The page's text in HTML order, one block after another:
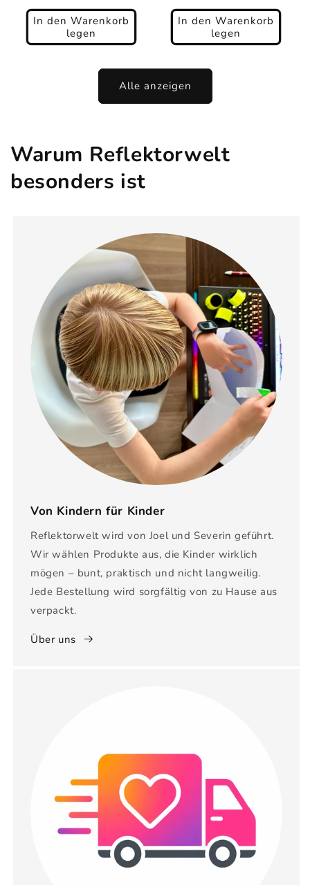
In den Warenkorb
legen
In den Warenkorb
legen
Alle anzeigen
Warum Reflektorwelt
besonders ist
Von Kindern für Kinder
Reflektorwelt wird von Joel und Severin geführt.
Wir wählen Produkte aus, die Kinder wirklich
mögen – bunt, praktisch und nicht langweilig.
Jede Bestellung wird sorgfältig von zu Hause aus
verpackt.
Über uns